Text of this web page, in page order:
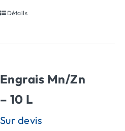
Détails
Engrais Mn/Zn
– 10 L